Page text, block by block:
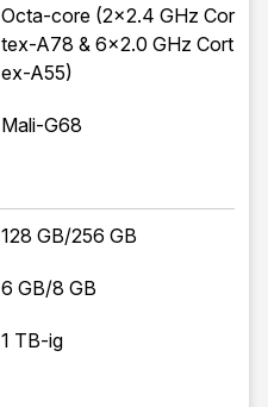
Octa-core (2x2.4 GHz Cor
tex-A78 & 6x2.0 GHz Cort
ex-A55)
Mali-G68
128 GB/256 GB
6 GB/8 GB
1 TB-ig